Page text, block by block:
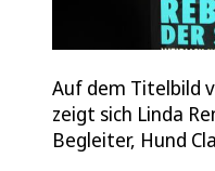
Auf dem Titelbild
zeigt sich Linda
Begleiter, Hund